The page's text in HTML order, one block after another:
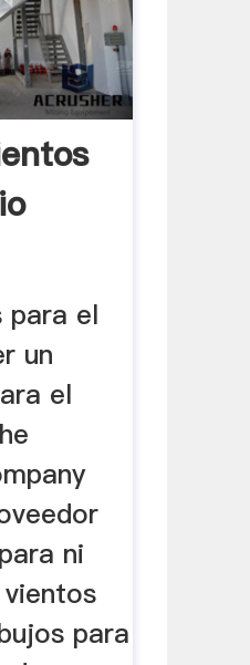
para el
un
el
ni
para